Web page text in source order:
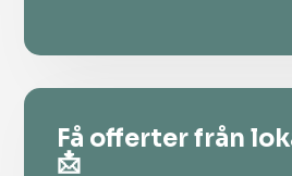
Få offerter från
📩